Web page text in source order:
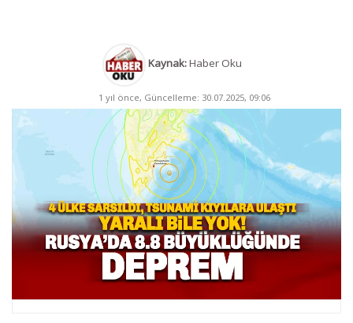
Kaynak:Haber Oku
1 yıl önce, Güncelleme: 30.07.2025, 09:06